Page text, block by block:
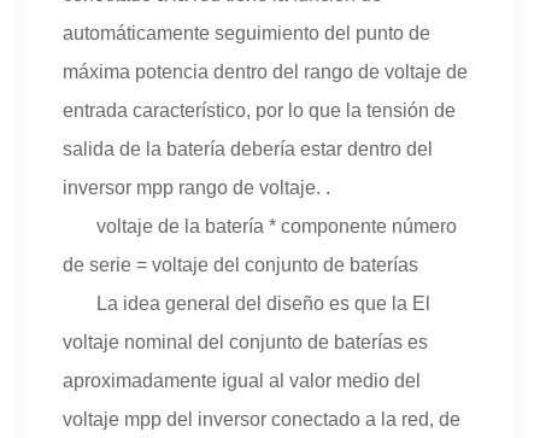
automáticamente seguimiento del punto de
máxima potencia dentro del rango de voltaje de
entrada característico, por lo que la tensión de
salida de la batería debería estar dentro del
inversor mpp rango de voltaje. .
voltaje de la batería * componente número
de serie = voltaje del conjunto de baterías
La idea general del diseño es que la El
voltaje nominal del conjunto de baterías es
aproximadamente igual al valor medio del
voltaje mpp del inversor conectado a la red, de